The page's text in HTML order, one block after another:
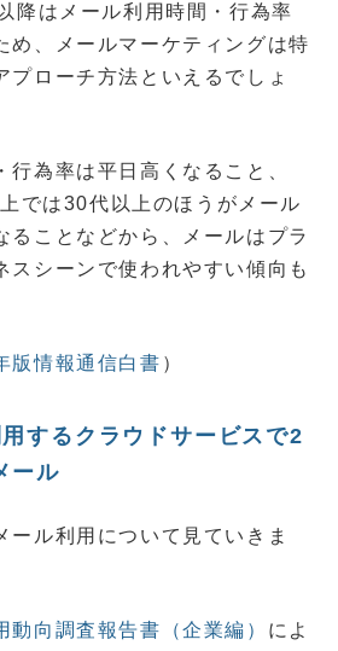
降はメール利用時間・行為率
め、メールマーケティングは特
プローチ方法といえるでしょ
行為率は平日高くなること、
では30代以上のほうがメール
ることなどから、メールはプラ
スシーンで使われやすい傾向も
版情報通信白書 ）
するクラウドサービスで2
ール
ール利用について見ていきま
動向調査報告書（企業編） によ